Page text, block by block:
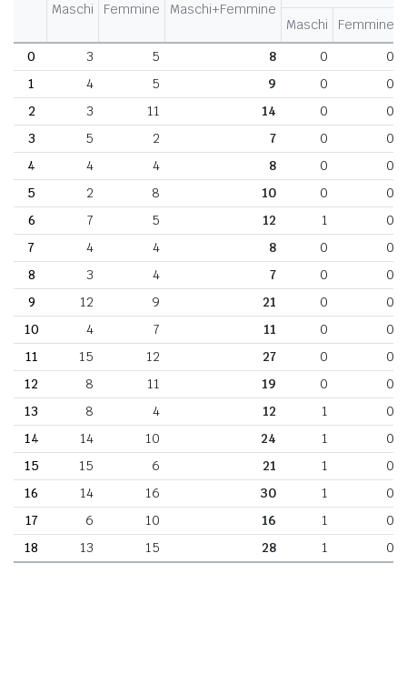
Maschi
Femmine
Maschi+Femmine
Maschi Femmine
0
3 5 8 0
0
1
4 5 9 0
0
2
3 11 14 0
0
3
5 2 7 0
0
4
4 4 8 0
0
5
2 8 10 0
0
6
7 5 12 1
0
7
4 4 8 0
0
8
3 4 7 0
0
9
12 9 21 0
0
10
4 7 11 0
0
11
15 12 27 0
0
12
8 11 19 0
0
13
8 4 12 1
0
14
14 10 24 1
0
15
15 6 21 1
0
16
14 16 30 1
0
17
6 10 16 1
0
18
13 15 28 1 0